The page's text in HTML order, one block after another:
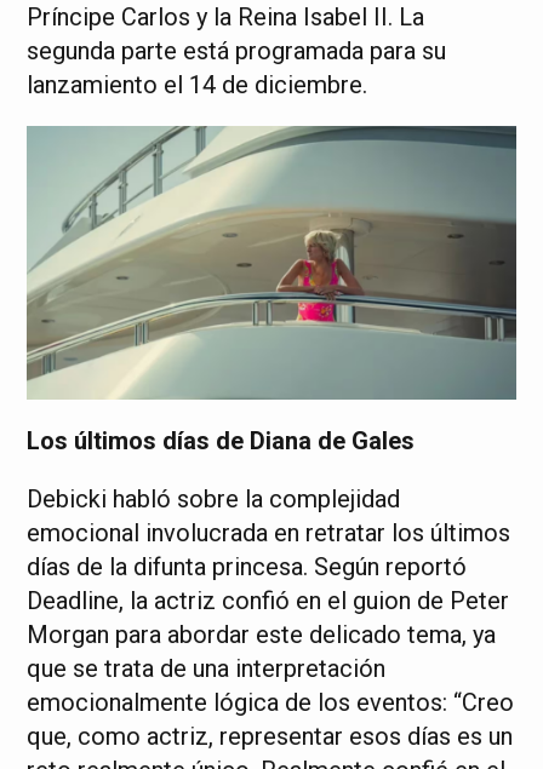
Príncipe Carlos y la Reina Isabel II. La
segunda parte está programada para su
lanzamiento el 14 de diciembre.
Los últimos días de Diana de Gales
Debicki habló sobre la complejidad
emocional involucrada en retratar los últimos
días de la difunta princesa. Según reportó
Deadline, la actriz confió en el guion de Peter
Morgan para abordar este delicado tema, ya
que se trata de una interpretación
emocionalmente lógica de los eventos: “Creo
que, como actriz, representar esos días es un